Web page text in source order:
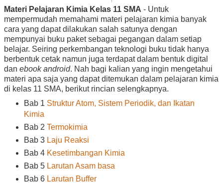
Materi Pelajaran Kimia Kelas 11 SMA - Untuk
mempermudah memahami materi pelajaran kimia banyak
cara yang dapat dilakukan salah satunya dengan
mempunyai buku paket sebagai pegangan dalam setiap
belajar. Seiring perkembangan teknologi buku tidak hanya
berbentuk cetak namun juga terdapat dalam bentuk digital
dan ebook android. Nah bagi kalian yang ingin mengetahui
materi apa saja yang dapat ditemukan dalam pelajaran kimia
di kelas 11 SMA, berikut rincian selengkapnya.
Bab 1 Struktur Atom, Sistem Periodik, dan Ikatan
Kimia
Bab 2 Termokimia
Bab 3 Laju Reaksi
Bab 4 Kesetimbangan Kimia
Bab 5 Larutan Asam basa
Bab 6 Larutan Buffer